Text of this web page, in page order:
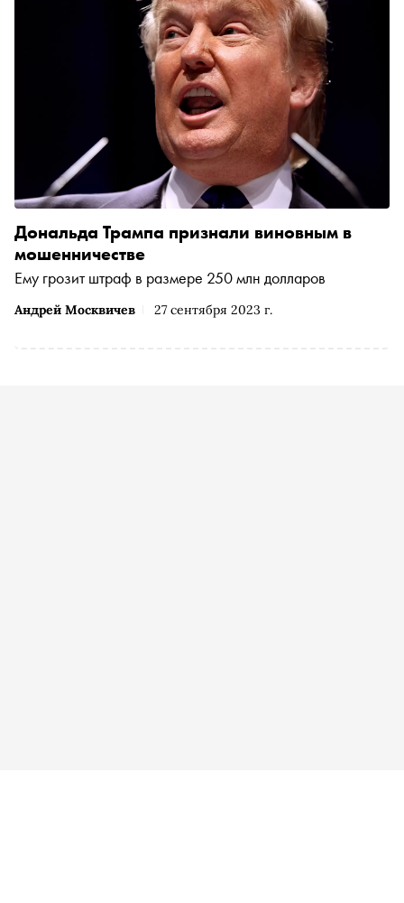
Андрей Москвичев 27 сентября 2023 г.
Дональда Трампа признали виновным в
мошенничестве
Ему грозит штраф в размере 250 млн долларов